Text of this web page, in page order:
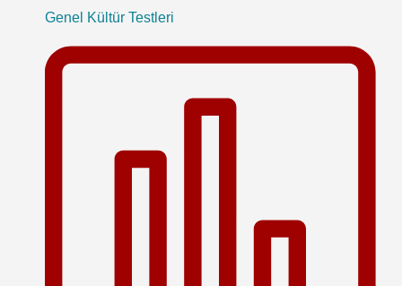
Genel Kültür Testleri